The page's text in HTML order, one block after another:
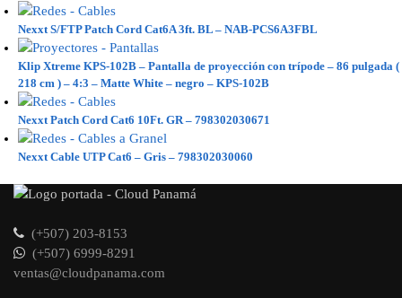
Nexxt S/FTP Patch Cord Cat6A 3ft. BL – NAB-PCS6A3FBL
Klip Xtreme KPS-102B – Pantalla de proyección con trípode – 86 pulgada (
218 cm ) – 4:3 – Matte White – negro – KPS-102B
Nexxt Patch Cord Cat6 10Ft. GR – 798302030671
Nexxt Cable UTP Cat6 – Gris – 798302030060
(+507) 203-8153
(+507) 6999-8291
ventas@cloudpanama.com